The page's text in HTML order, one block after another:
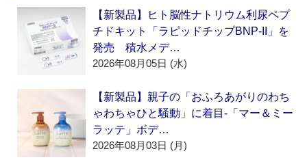
【新製品】ヒト脳性ナトリウム利尿ペプ
チドキット「ラピッドチップBNP-II」を
発売 積水メデ…
2026年08月05日 (水)
【新製品】親子の「おふろあがりのわち
ゃわちゃひと騒動」に着目‐「マー＆ミー
ラッテ」ボデ…
2026年08月03日 (月)